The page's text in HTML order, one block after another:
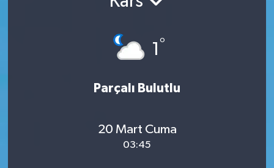
1°
Parçalı Bulutlu
20 Mart Cuma
03:45